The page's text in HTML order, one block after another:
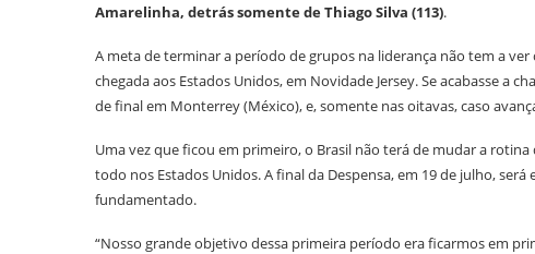
Amarelinha, detrás somente de Thiago Silva (113).
A meta de terminar a período de grupos na liderança não tem a
chegada aos Estados Unidos, em Novidade Jersey. Se acabasse a
de final em Monterrey (México), e, somente nas oitavas, caso
Uma vez que ficou em primeiro, o Brasil não terá de mudar a
todo nos Estados Unidos. A final da Despensa, em 19 de julho,
fundamentado.
“Nosso grande objetivo dessa primeira período era ficarmos em